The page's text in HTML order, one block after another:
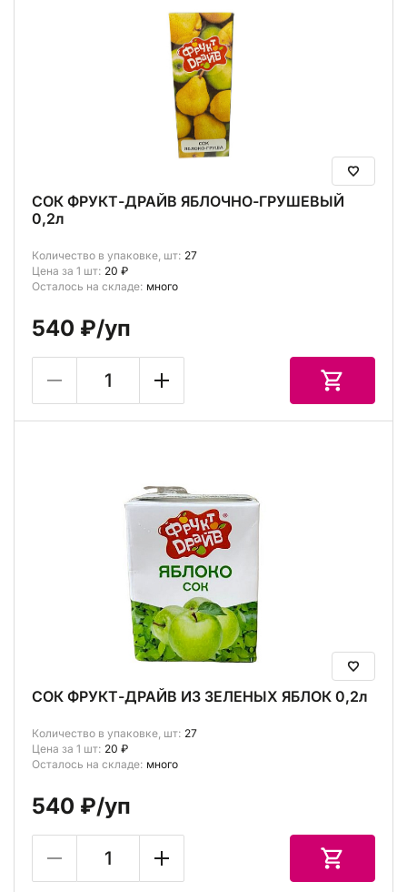
СОК ФРУКТ-ДРАЙВ ЯБЛОЧНО-ГРУШЕВЫЙ
0,2л
Количество в упаковке, шт: 27
Цена за 1 шт: 20 ₽
Осталось на складе: много
540 ₽/уп
СОК ФРУКТ-ДРАЙВ ИЗ ЗЕЛЕНЫХ ЯБЛОК 0,2л
Количество в упаковке, шт: 27
Цена за 1 шт: 20 ₽
Осталось на складе: много
540 ₽/уп